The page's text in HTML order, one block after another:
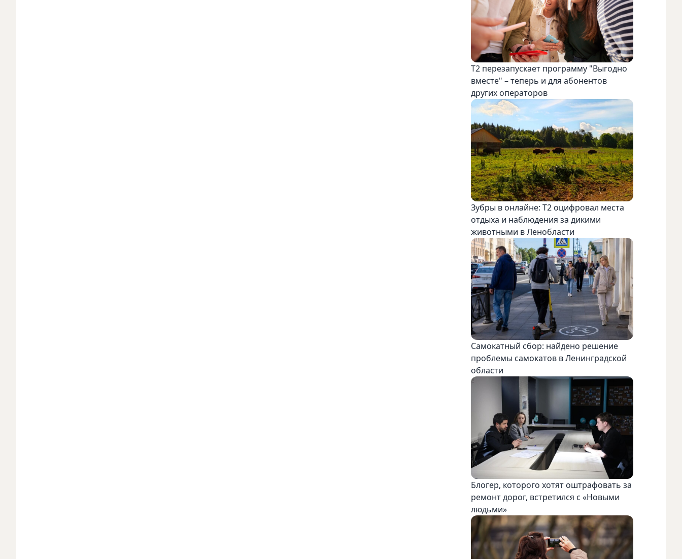
Т2 перезапускает программу "Выгодно
вместе" – теперь и для абонентов
других операторов
Зубры в онлайне: Т2 оцифровал места
отдыха и наблюдения за дикими
животными в Ленобласти
Самокатный сбор: найдено решение
проблемы самокатов в Ленинградской
области
Блогер, которого хотят оштрафовать за
ремонт дорог, встретился с «Новыми
людьми»